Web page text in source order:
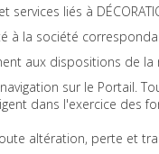
liés à
la société
aux dispositions de
sur le Portail.
dans l'exercice des
altération, perte et